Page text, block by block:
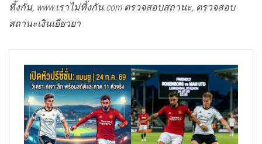
ทิ้งกัน, www.เราไม่ทิ้งกัน.com ตรวจสอบสถานะ, ตรวจสอบ
สถานะเงินเยียวยา